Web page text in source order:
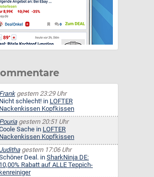
Frankgestern 23:29 Uhr
Nicht schlecht! in LOFTER
Nackenkissen Kopfkissen
Pouriagestern 20:51 Uhr
Sache in LOFTER
Nackenkissen Kopfkissen
Judithagestern 17:06 Uhr
Deal. in SharkNinja DE:
10,00% Rabatt auf ALLE Teppich-